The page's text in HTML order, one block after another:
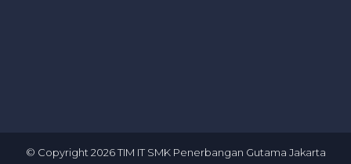
© Copyright 2026TIM IT SMK Penerbangan Gutama Jakarta